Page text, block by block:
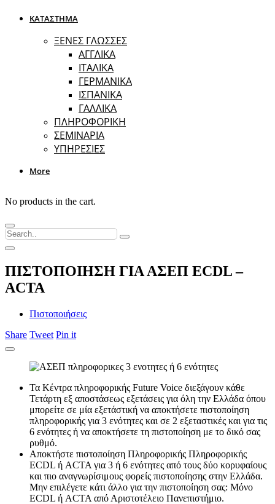
ΚΑΤΑΣΤΗΜΑ
ΞΕΝΕΣ ΓΛΩΣΣΕΣ
ΑΓΓΛΙΚΑ
ΙΤΑΛΙΚΑ
ΓΕΡΜΑΝΙΚΑ
ΙΣΠΑΝΙΚΑ
ΓΑΛΛΙΚΑ
ΠΛΗΡΟΦΟΡΙΚΗ
ΣΕΜΙΝΑΡΙΑ
ΥΠΗΡΕΣΙΕΣ
More
No products in the cart.
ΠIΣΤΟΠΟΙΗΣΗ ΓΙΑ ΑΣΕΠ ECDL –
ACTA
Πιστοποιήσεις
Share Tweet Pin it
Τα Κέντρα πληροφορικής Future Voice διεξάγουν κάθε
Τετάρτη εξ αποστάσεως εξετάσεις για όλη την Ελλάδα όπου
μπορείτε σε μία εξετάστική να αποκτήσετε πιστοποίηση
πληροφορικής για 3 ενότητες και σε 2 εξεταστικές και για τις
6 ενότητες ή να αποκτήσετε τη πιστοποίηση με το δικό σας
ρυθμό.
Αποκτήστε πιστοποίηση Πληροφορικής Πληροφορικής
ECDL ή ACTA για 3 ή 6 ενότητες από τους δύο κορυφαίους
και πιο αναγνωρίσιμους φορείς πιστοποίησης στην Ελλάδα.
Μην επιλέγετε κάτι άλλο για την πιστοποίηση σας: Μόνο
ECDL ή ACTA από Αριστοτέλειο Πανεπιστήμιο.